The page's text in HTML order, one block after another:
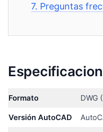
7. Preguntas
Formato DWG
Versión AutoCAD